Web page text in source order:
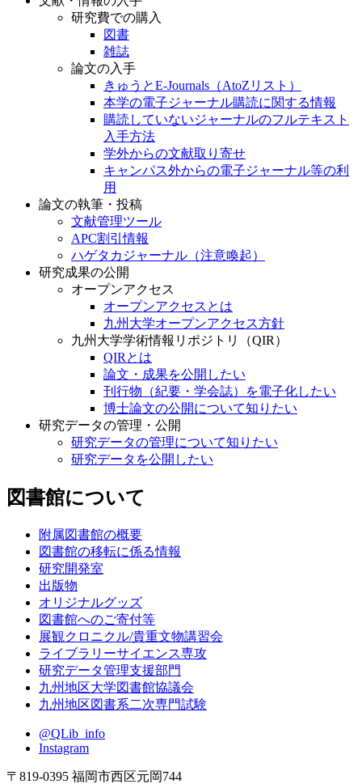
研究費での購入
図書
雑誌
論文の入手
きゅうとE-Journals（AtoZリスト）
本学の電子ジャーナル購読に関する情報
購読していないジャーナルのフルテキスト
入手方法
学外からの文献取り寄せ
キャンパス外からの電子ジャーナル等の利
用
論文の執筆・投稿
文献管理ツール
APC割引情報
ハゲタカジャーナル（注意喚起）
研究成果の公開
オープンアクセス
オープンアクセスとは
九州大学オープンアクセス方針
九州大学学術情報リポジトリ（QIR）
QIRとは
論文・成果を公開したい
刊行物（紀要・学会誌）を電子化したい
博士論文の公開について知りたい
研究データの管理・公開
研究データの管理について知りたい
研究データを公開したい
図書館について
附属図書館の概要
図書館の移転に係る情報
研究開発室
出版物
オリジナルグッズ
図書館へのご寄付等
展観クロニクル/貴重文物講習会
ライブラリーサイエンス専攻
研究データ管理支援部門
九州地区大学図書館協議会
九州地区図書系二次専門試験
@QLib_info
Instagram
〒819-0395 福岡市西区元岡744